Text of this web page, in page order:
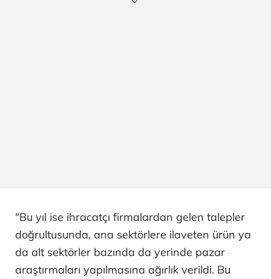
"Bu yıl ise ihracatçı firmalardan gelen talepler
doğrultusunda, ana sektörlere ilaveten ürün ya
da alt sektörler bazında da yerinde pazar
araştırmaları yapılmasına ağırlık verildi. Bu